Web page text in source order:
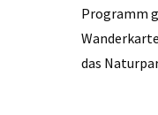
Programm
das